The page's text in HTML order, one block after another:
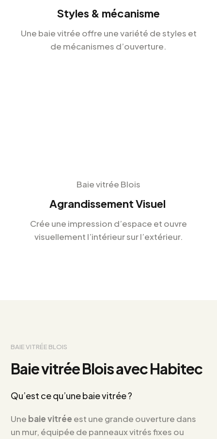
Styles & mécanisme
Une baie vitrée offre une variété de styles et
de mécanismes d’ouverture.
Baie vitrée Blois
Agrandissement Visuel
Crée une impression d’espace et ouvre
visuellement l’intérieur sur l’extérieur.
BAIE VITRÉE BLOIS
Baie vitrée Blois avec Habitec
Qu’est ce qu’une baie vitrée ?
Une baie vitrée est une grande ouverture dans
un mur, équipée de panneaux vitrés fixes ou